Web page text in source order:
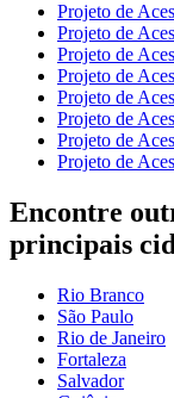
Projeto de
Projeto de
Projeto de
Projeto de
Projeto de
Projeto de
Projeto de
Projeto de
Encontre
principais
Rio Branco
São Paulo
Rio de Janeiro
Fortaleza
Salvador